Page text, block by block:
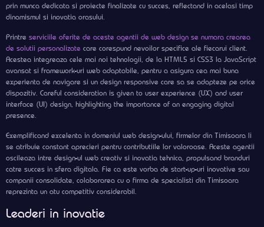
prin munca dedicata si proiecte finalizate cu succes, reflectand in acelasi timp
dinamismul si inovatia orasului.
Printre serviciile oferite de aceste agentii de web design se numara crearea
de solutii personalizate care corespund nevoilor specifice ale fiecarui client.
Acestea integreaza cele mai noi tehnologii, de la HTML5 si CSS3 la JavaScript
avansat si framework-uri web adaptabile, pentru a asigura cea mai buna
experienta de navigare si un design responsive care sa se adapteze pe orice
dispozitiv. Careful consideration is given to user experience (UX) and user
interface (UI) design, highlighting the importance of an engaging digital
presence.
Exemplificand excelenta in domeniul web design-ului, firmelor din Timisoara li
se atribuie constant aprecieri pentru contributiile lor valoroase. Aceste agentii
oscileaza intre design-ul web creativ si inovatia tehnica, propulsand branduri
catre succes in sfera digitala. Fie ca este vorba de start-up-uri inovative sau
companii consolidate, colaborarea cu o firma de specialisti din Timisoara
reprezinta un atu competitiv considerabil.
Leaderi in inovatie